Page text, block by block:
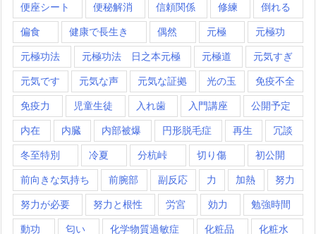
便座シート 便秘解消 信頼関係 修練 倒れる
偏食 健康で長生き 偶然 元極 元極功
元極功法 元極功法 日之本元極 元極道 元気すぎ
元気です 元気な声 元気な証拠 光の玉 免疫不全
免疫力 児童生徒 入れ歯 入門講座 公開予定
内在 内臓 内部被爆 円形脱毛症 再生 冗談
冬至特別 冷夏 分杭峠 切り傷 初公開
前向きな気持ち 前腕部 副反応 力 加熱 努力
努力が必要 努力と根性 労宮 効力 勉強時間
動功 匂い 化学物質過敏症 化粧品 化粧水